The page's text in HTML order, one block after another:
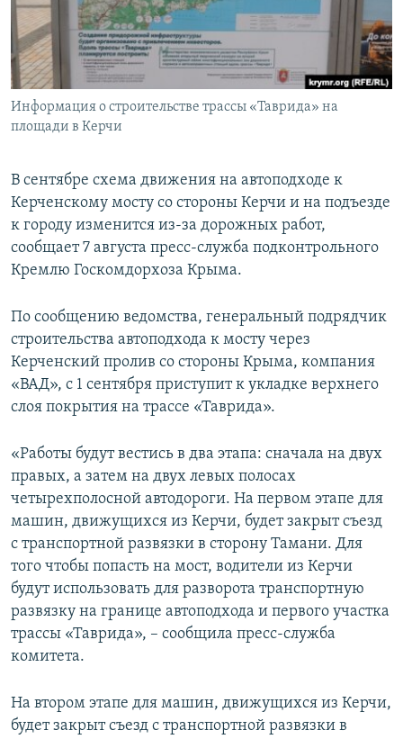
ПОБЕДИТЕЛЕЙ НЕ СУДЯТ?
КРЫМ.НЕПОКОРЕННЫЙ
ELIFBE
УКРАИНСКАЯ ПРОБЛЕМА КРЫМА
ПРИСОЕДИНЯЙТЕСЬ!
Все сайты RFE/RL
Информация о строительстве трассы «Таврида» на
площади в Керчи
В сентябре схема движения на автоподходе к
Керченскому мосту со стороны Керчи и на подъезде
к городу изменится из-за дорожных работ,
сообщает 7 августа пресс-служба подконтрольного
Кремлю Госкомдорхоза Крыма.
По сообщению ведомства, генеральный подрядчик
строительства автоподхода к мосту через
Керченский пролив со стороны Крыма, компания
«ВАД», с 1 сентября приступит к укладке верхнего
слоя покрытия на трассе «Таврида».
«Работы будут вестись в два этапа: сначала на двух
правых, а затем на двух левых полосах
четырехполосной автодороги. На первом этапе для
машин, движущихся из Керчи, будет закрыт съезд
с транспортной развязки в сторону Тамани. Для
того чтобы попасть на мост, водители из Керчи
будут использовать для разворота транспортную
развязку на границе автоподхода и первого участка
трассы «Таврида», – сообщила пресс-служба
комитета.
На втором этапе для машин, движущихся из Керчи,
будет закрыт съезд с транспортной развязки в